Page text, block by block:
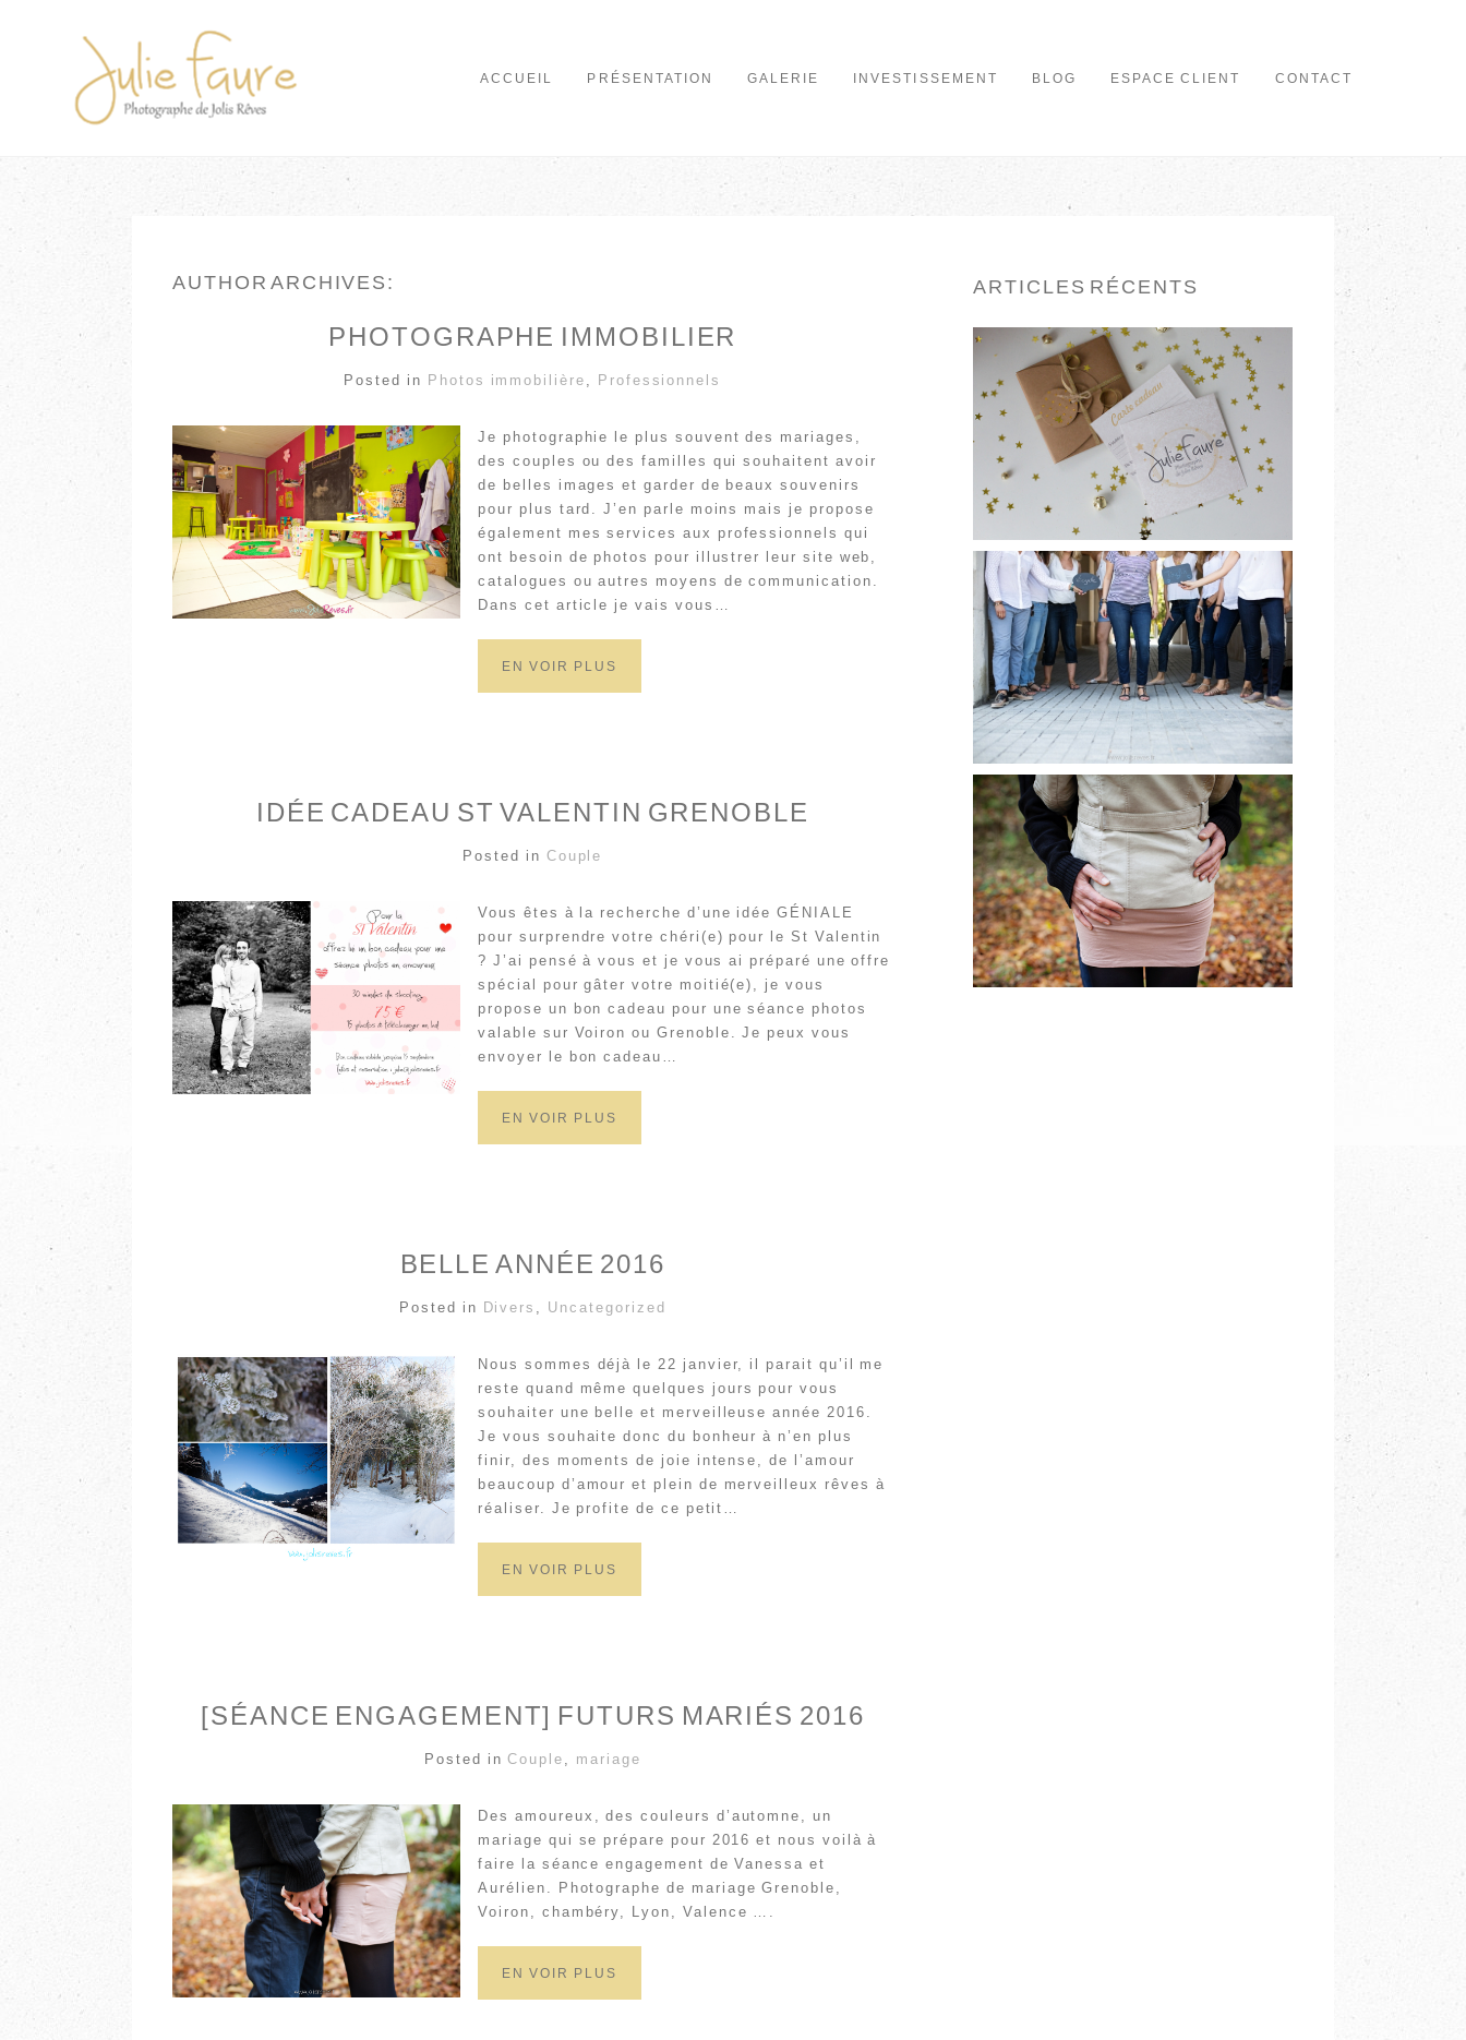
ACCUEIL PRÉSENTATION GALERIE INVESTISSEMENT BLOG ESPACE CLIENT CONTACT
AUTHOR ARCHIVES:
PHOTOGRAPHE IMMOBILIER
Posted in Photos immobilière , Professionnels
Je photographie le plus souvent des mariages,
des couples ou des familles qui souhaitent avoir
de belles images et garder de beaux souvenirs
pour plus tard. J’en parle moins mais je propose
également mes services aux professionnels qui
ont besoin de photos pour illustrer leur site web,
catalogues ou autres moyens de communication.
Dans cet article je vais vous…
EN VOIR PLUS
IDÉE CADEAU ST VALENTIN GRENOBLE
Posted in Couple
Vous êtes à la recherche d’une idée GÉNIALE
pour surprendre votre chéri(e) pour le St Valentin
? J’ai pensé à vous et je vous ai préparé une offre
spécial pour gâter votre moitié(e), je vous
propose un bon cadeau pour une séance photos
valable sur Voiron ou Grenoble. Je peux vous
envoyer le bon cadeau…
EN VOIR PLUS
BELLE ANNÉE 2016
Posted in Divers , Uncategorized
Nous sommes déjà le 22 janvier, il parait qu’il me
reste quand même quelques jours pour vous
souhaiter une belle et merveilleuse année 2016.
Je vous souhaite donc du bonheur à n’en plus
finir, des moments de joie intense, de l’amour
beaucoup d’amour et plein de merveilleux rêves à
réaliser. Je profite de ce petit…
EN VOIR PLUS
[SÉANCE ENGAGEMENT] FUTURS MARIÉS 2016
Posted inCouple , mariage
Des amoureux, des couleurs d’automne, un
mariage qui se prépare pour 2016 et nous voilà à
faire la séance engagement de Vanessa et
Aurélien. Photographe de mariage Grenoble,
Voiron, chambéry, Lyon, Valence ….
EN VOIR PLUS
ARTICLES RÉCENTS
CARTE CADEAU
EN LIRE PLUS
[BIENTÔT]
BABYSHOWER À
GRENOBLE
EN LIRE PLUS
PHOTOGRAPHE DE
COUPLE
GRENOBLE A&V
EN LIRE PLUS